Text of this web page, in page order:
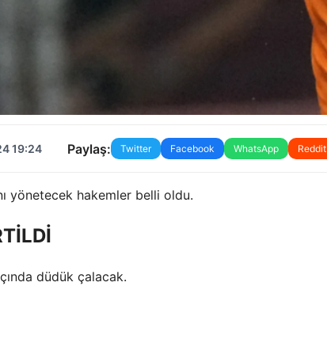
19:24 Paylaş: Twitter Facebook WhatsApp Reddit
yönetecek hakemler belli oldu.
düdük çalacak.